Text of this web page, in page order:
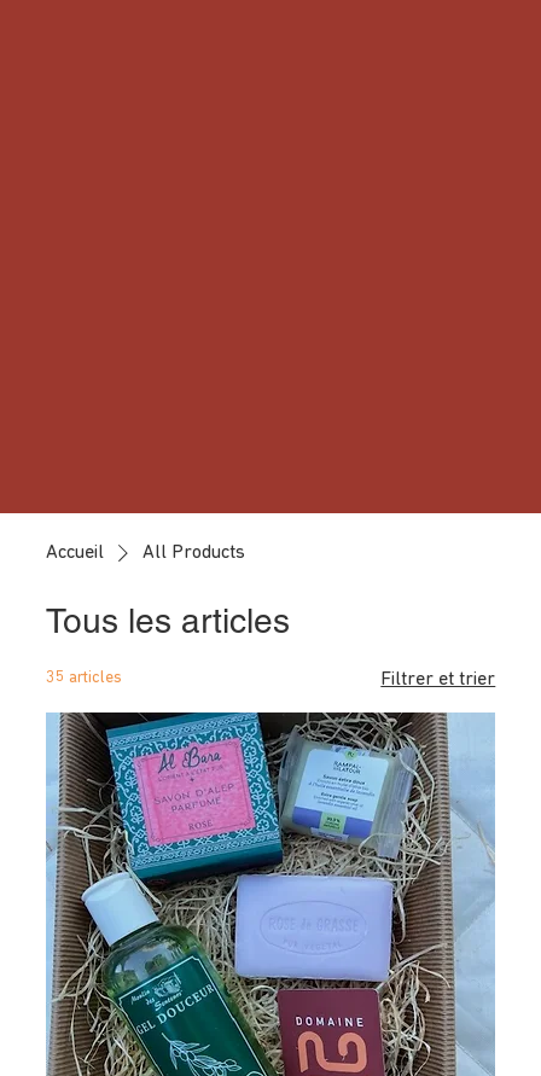
Accueil All Products
Tous les articles
35 articles Filtrer et trier